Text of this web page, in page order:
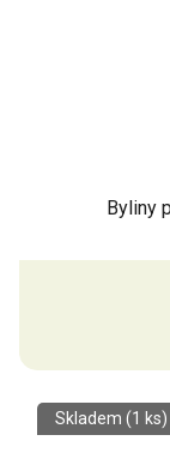
Byliny
Skladem (1 ks)